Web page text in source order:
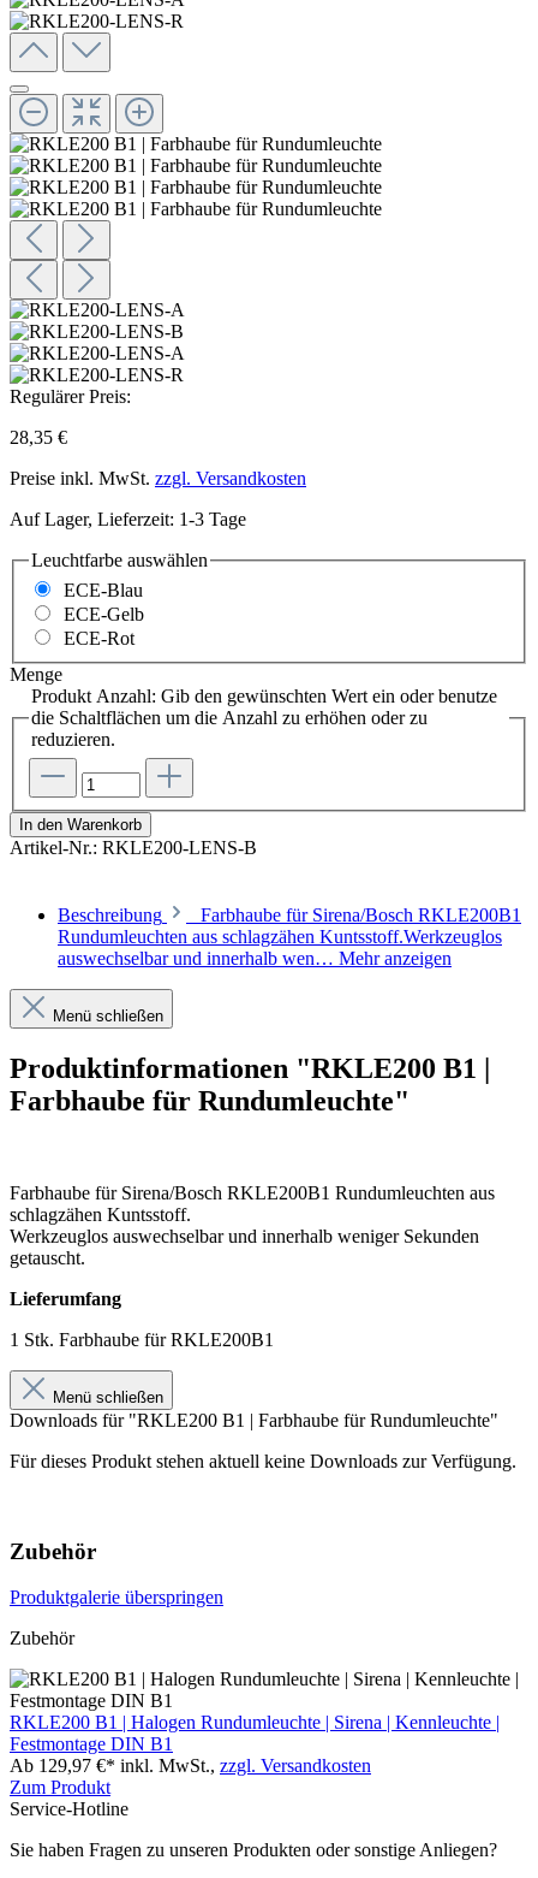
Regulärer Preis:
28,35 €
Preise inkl. MwSt. zzgl. Versandkosten
Auf Lager, Lieferzeit: 1-3 Tage
Leuchtfarbe auswählen
ECE-Blau
ECE-Gelb
ECE-Rot
Menge
Produkt Anzahl: Gib den gewünschten Wert ein oder benutze
die Schaltflächen um die Anzahl zu erhöhen oder zu
reduzieren.
In den Warenkorb
Artikel-Nr.: RKLE200-LENS-B
Beschreibung
Farbhaube für Sirena/Bosch RKLE200B1
Rundumleuchten aus schlagzähen Kuntsstoff.Werkzeuglos
auswechselbar und innerhalb wen… Mehr anzeigen
Menü schließen
Produktinformationen "RKLE200 B1 |
Farbhaube für Rundumleuchte"
Farbhaube für Sirena/Bosch RKLE200B1 Rundumleuchten aus
schlagzähen Kuntsstoff.
Werkzeuglos auswechselbar und innerhalb weniger Sekunden
getauscht.
Lieferumfang
1 Stk. Farbhaube für RKLE200B1
Menü schließen
Downloads für "RKLE200 B1 | Farbhaube für Rundumleuchte"
Für dieses Produkt stehen aktuell keine Downloads zur Verfügung.
Zubehör
Produktgalerie überspringen
Zubehör
RKLE200 B1 | Halogen Rundumleuchte | Sirena | Kennleuchte |
Festmontage DIN B1
Ab 129,97 €* inkl. MwSt., zzgl. Versandkosten
Zum Produkt
Service-Hotline
Sie haben Fragen zu unseren Produkten oder sonstige Anliegen?